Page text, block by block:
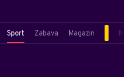
Sport Zabava Magazin